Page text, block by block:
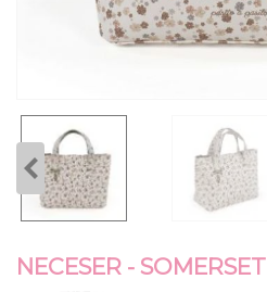
NECESER - SOMERSET